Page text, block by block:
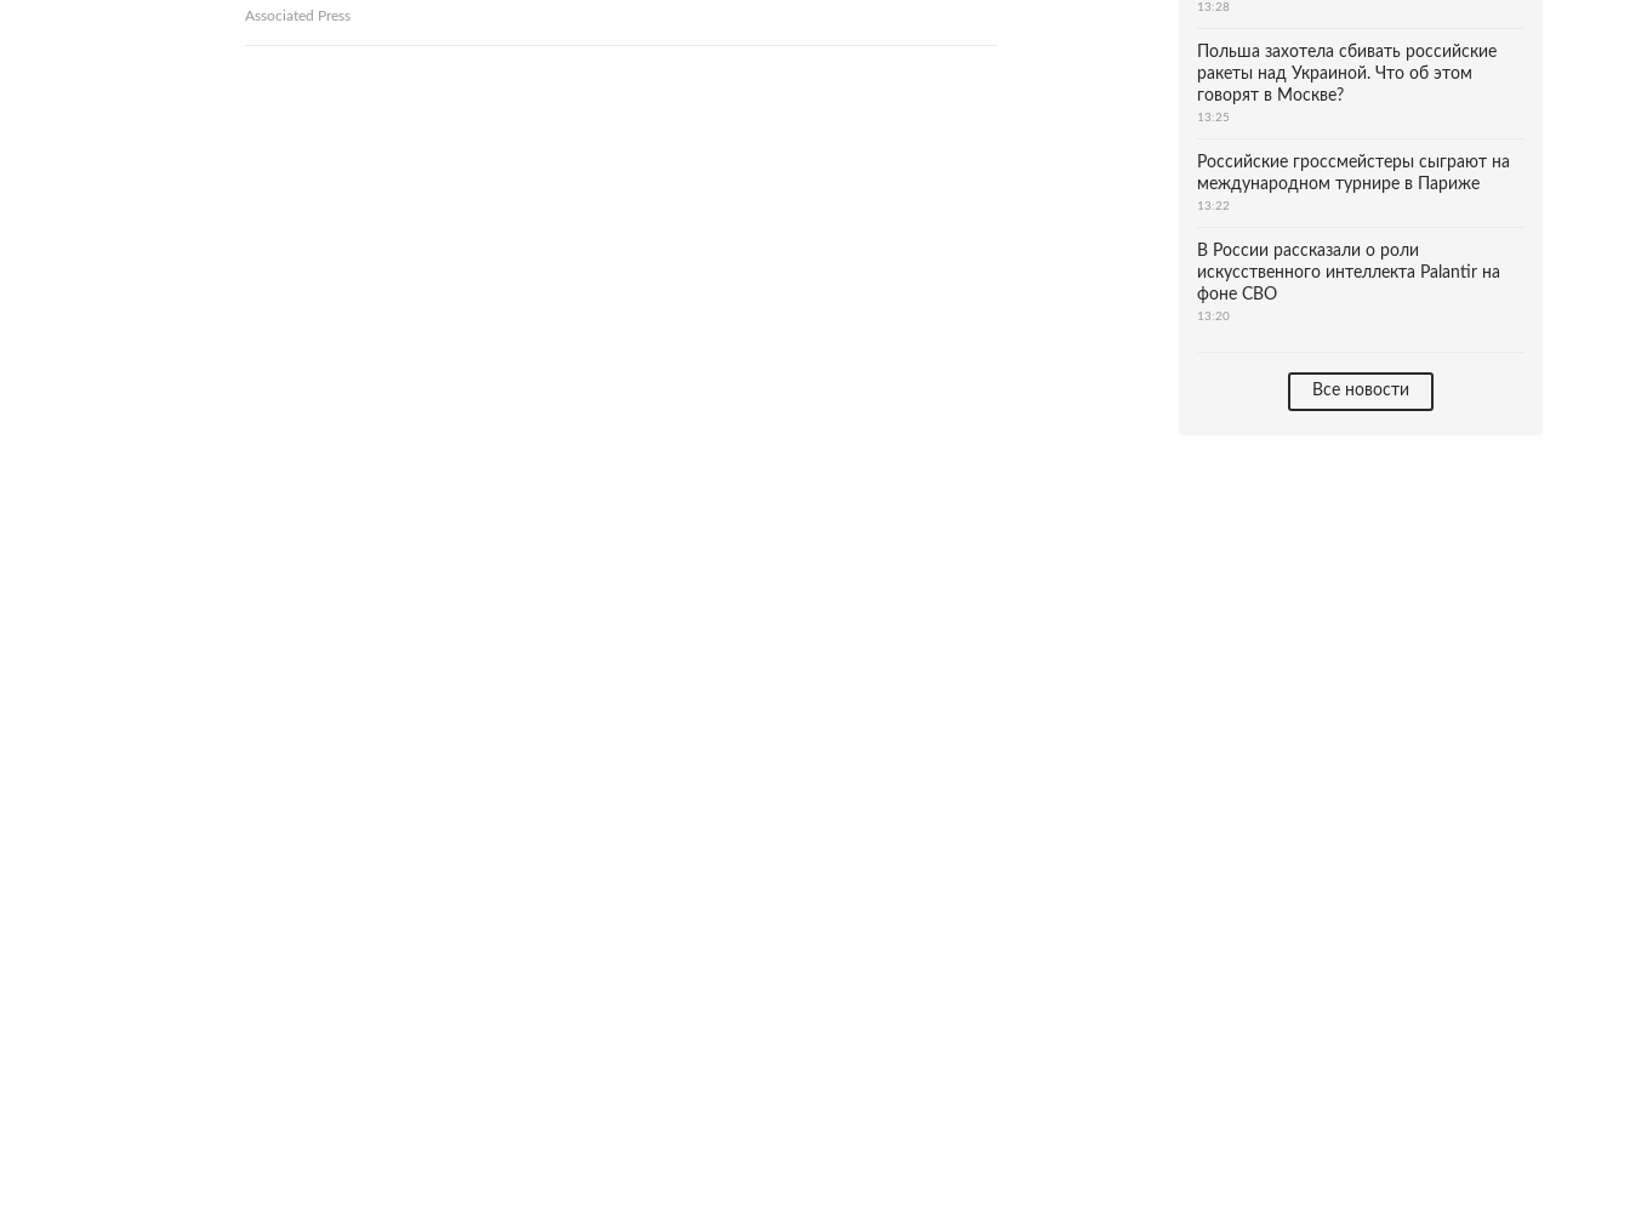
Associated Press
13:28
Польша захотела сбивать российские
ракеты над Украиной. Что об этом
говорят в Москве?
13:25
Российские гроссмейстеры сыграют на
международном турнире в Париже
13:22
В России рассказали о роли
искусственного интеллекта Palantir на
фоне СВО
13:20
Все новости